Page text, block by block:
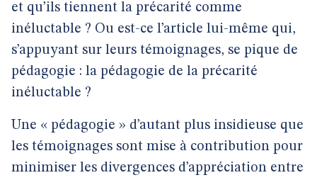
et qu’ils tiennent la précarité comme
inéluctable ? Ou est-ce l’article lui-même qui,
s’appuyant sur leurs témoignages, se pique de
pédagogie : la pédagogie de la précarité
inéluctable ?
Une « pédagogie » d’autant plus insidieuse que
les témoignages sont mise à contribution pour
minimiser les divergences d’appréciation entre